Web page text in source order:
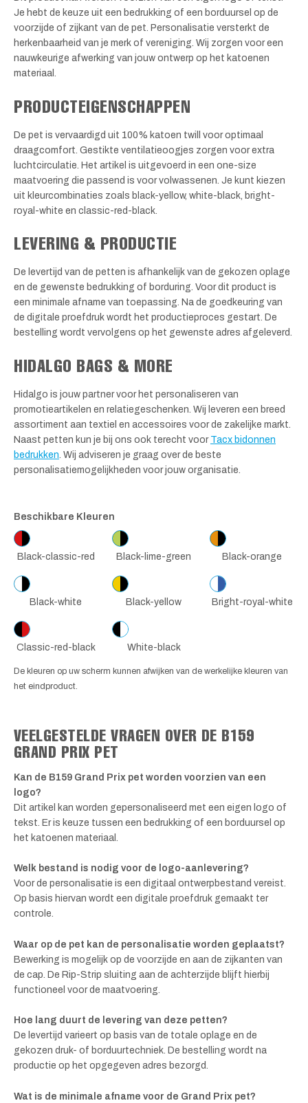
Je hebt de keuze uit een bedrukking of een borduursel op de
voorzijde of zijkant van de pet. Personalisatie versterkt de
herkenbaarheid van je merk of vereniging. Wij zorgen voor een
nauwkeurige afwerking van jouw ontwerp op het katoenen
materiaal.
PRODUCTEIGENSCHAPPEN
De pet is vervaardigd uit 100% katoen twill voor optimaal
draagcomfort. Gestikte ventilatieoogjes zorgen voor extra
luchtcirculatie. Het artikel is uitgevoerd in een one-size
maatvoering die passend is voor volwassenen. Je kunt kiezen
uit kleurcombinaties zoals black-yellow, white-black, bright-
royal-white en classic-red-black.
LEVERING & PRODUCTIE
De levertijd van de petten is afhankelijk van de gekozen oplage
en de gewenste bedrukking of borduring. Voor dit product is
een minimale afname van toepassing. Na de goedkeuring van
de digitale proefdruk wordt het productieproces gestart. De
bestelling wordt vervolgens op het gewenste adres afgeleverd.
HIDALGO BAGS & MORE
Hidalgo is jouw partner voor het personaliseren van
promotieartikelen en relatiegeschenken. Wij leveren een breed
assortiment aan textiel en accessoires voor de zakelijke markt.
Naast petten kun je bij ons ook terecht voor Tacx bidonnen
bedrukken . Wij adviseren je graag over de beste
personalisatiemogelijkheden voor jouw organisatie.
Beschikbare Kleuren
Black-classic-red Black-lime-green Black-orange
Black-white Black-yellow Bright-royal-white
Classic-red-black White-black
De kleuren op uw scherm kunnen afwijken van de werkelijke kleuren van
het eindproduct.
VEELGESTELDE VRAGEN OVER DE B159
GRAND PRIX PET
Kan de B159 Grand Prix pet worden voorzien van een
logo?
Dit artikel kan worden gepersonaliseerd met een eigen logo of
tekst. Er is keuze tussen een bedrukking of een borduursel op
het katoenen materiaal.
Welk bestand is nodig voor de logo-aanlevering?
Voor de personalisatie is een digitaal ontwerpbestand vereist.
Op basis hiervan wordt een digitale proefdruk gemaakt ter
controle.
Waar op de pet kan de personalisatie worden geplaatst?
Bewerking is mogelijk op de voorzijde en aan de zijkanten van
de cap. De Rip-Strip sluiting aan de achterzijde blijft hierbij
functioneel voor de maatvoering.
Hoe lang duurt de levering van deze petten?
De levertijd varieert op basis van de totale oplage en de
gekozen druk- of borduurtechniek. De bestelling wordt na
productie op het opgegeven adres bezorgd.
Wat is de minimale afname voor de Grand Prix pet?